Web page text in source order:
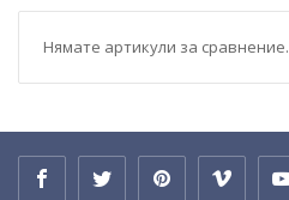
Нямате артикули за сравнение.